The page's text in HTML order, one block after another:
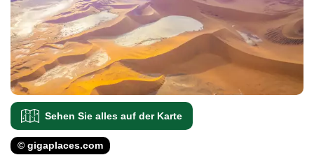
Sehen Sie alles auf der Karte
© gigaplaces.com